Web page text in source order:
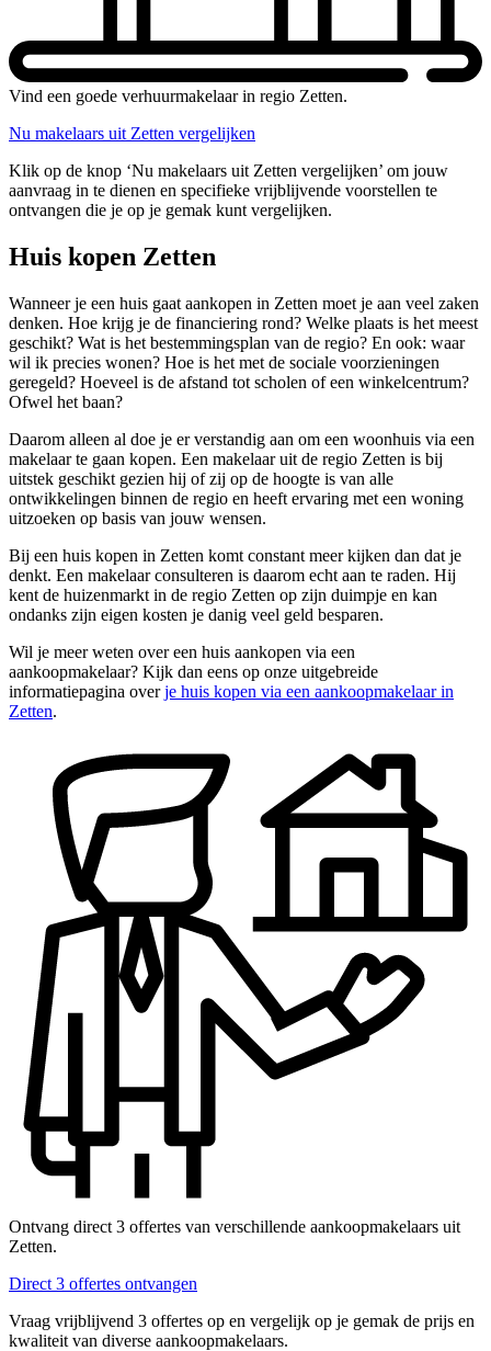
Vind een goede verhuurmakelaar in regio Zetten.
Nu makelaars uit Zetten vergelijken
Klik op de knop ‘Nu makelaars uit Zetten vergelijken’ om jouw
aanvraag in te dienen en specifieke vrijblijvende voorstellen te
ontvangen die je op je gemak kunt vergelijken.
Huis kopen Zetten
Wanneer je een huis gaat aankopen in Zetten moet je aan veel zaken
denken. Hoe krijg je de financiering rond? Welke plaats is het meest
geschikt? Wat is het bestemmingsplan van de regio? En ook: waar
wil ik precies wonen? Hoe is het met de sociale voorzieningen
geregeld? Hoeveel is de afstand tot scholen of een winkelcentrum?
Ofwel het baan?
Daarom alleen al doe je er verstandig aan om een woonhuis via een
makelaar te gaan kopen. Een makelaar uit de regio Zetten is bij
uitstek geschikt gezien hij of zij op de hoogte is van alle
ontwikkelingen binnen de regio en heeft ervaring met een woning
uitzoeken op basis van jouw wensen.
Bij een huis kopen in Zetten komt constant meer kijken dan dat je
denkt. Een makelaar consulteren is daarom echt aan te raden. Hij
kent de huizenmarkt in de regio Zetten op zijn duimpje en kan
ondanks zijn eigen kosten je danig veel geld besparen.
Wil je meer weten over een huis aankopen via een
aankoopmakelaar? Kijk dan eens op onze uitgebreide
informatiepagina overje huis kopen via een aankoopmakelaar in
Zetten.
Ontvang direct 3 offertes van verschillende aankoopmakelaars uit
Zetten.
Direct 3 offertes ontvangen
Vraag vrijblijvend 3 offertes op en vergelijk op je gemak de prijs en
kwaliteit van diverse aankoopmakelaars.